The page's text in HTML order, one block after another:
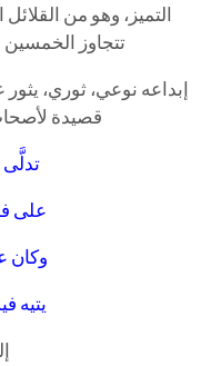
التميز، وهو من
تتجاوز الخمسين
إبداعه نوعي، ثوري،
قصيدة
على
وكان
يتيه